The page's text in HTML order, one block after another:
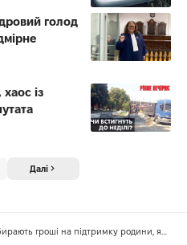
голод
із
Далі
гроші на підтримку родини, яка втратила сина у пожежі